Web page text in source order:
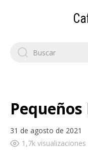
Search
for:
31 de agosto de 2021
1,7k visualizaciones